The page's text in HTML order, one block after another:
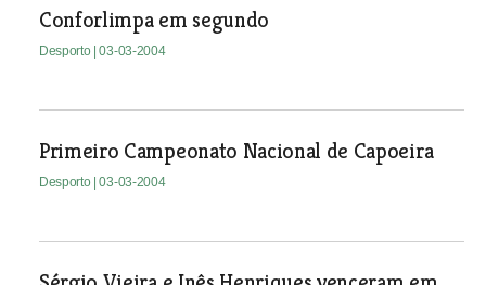
Conforlimpa em segundo
Desporto | 03-03-2004
Primeiro Campeonato Nacional de Capoeira
Desporto | 03-03-2004